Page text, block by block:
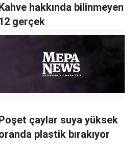
hakkında bilinmeyen
gerçek
çaylar suya yüksek
plastik bırakıyor